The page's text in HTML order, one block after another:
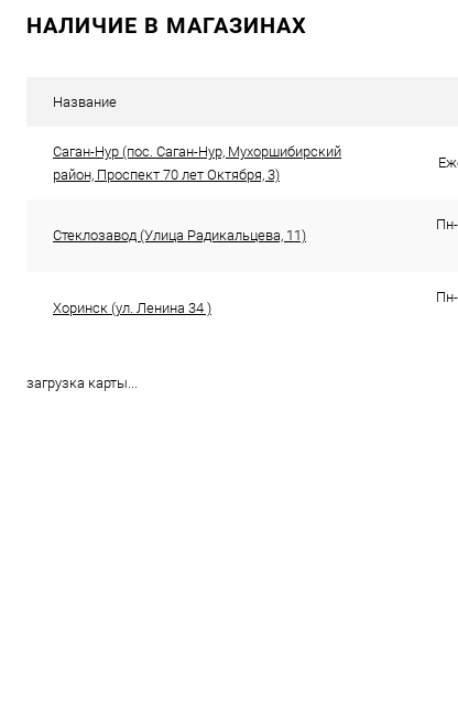
НАЛИЧИЕ В МАГАЗИНАХ
Название
Саган-Нур (пос. Саган-Нур, Мухоршибирский
район, Проспект 70 лет Октября, 3)
Стеклозавод (​Улица Радикальцева, 11)
Хоринск (ул. Ленина 34 )
загрузка карты...